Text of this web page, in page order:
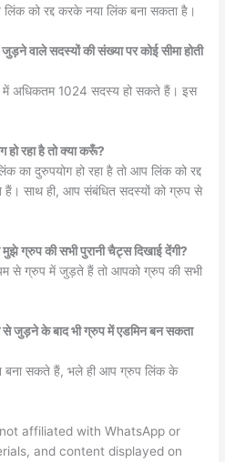
लिंक को रद्द करके नया लिंक बना सकता है।
वाले सदस्यों की संख्या पर कोई सीमा होती
में अधिकतम 1024 सदस्य हो सकते हैं। इस
रहा है तो क्या करूँ?
का दुरुपयोग हो रहा है तो आप लिंक को रद्द
साथ ही, आप संबंधित सदस्यों को ग्रुप से
ग्रुप की सभी पुरानी चैट्स दिखाई देंगी?
से ग्रुप में जुड़ते हैं तो आपको ग्रुप की सभी
जुड़ने के बाद भी ग्रुप में एडमिन बन सकता
बना सकते हैं, भले ही आप ग्रुप लिंक के
affiliated with WhatsApp or
and content displayed on